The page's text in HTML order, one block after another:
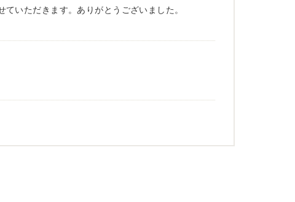
いただきます。ありがとうございました。
り難うございました。